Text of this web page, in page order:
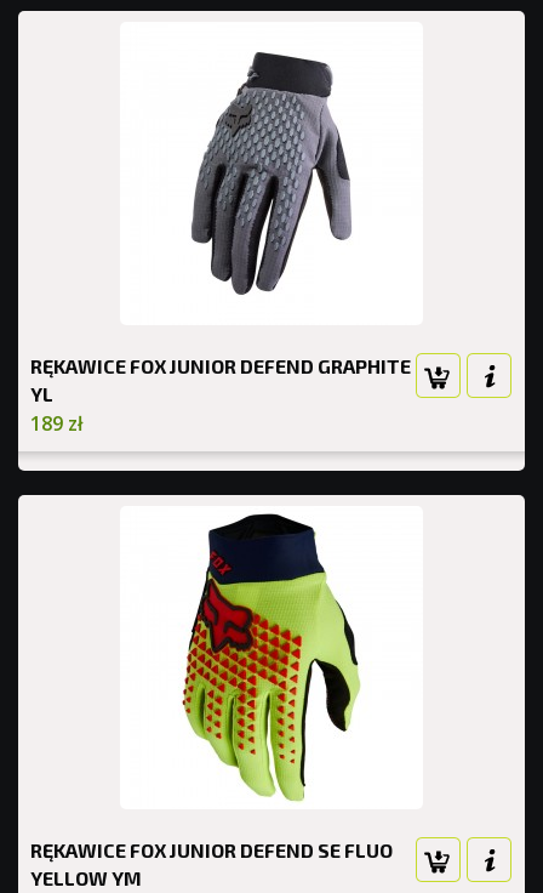
RĘKAWICE FOX JUNIOR DEFEND GRAPHITE
YL
189 zł
RĘKAWICE FOX JUNIOR DEFEND SE FLUO
YELLOW YM